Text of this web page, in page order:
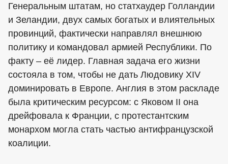
Генеральным штатам, но статхаудер Голландии
и Зеландии, двух самых богатых и влиятельных
провинций, фактически направлял внешнюю
политику и командовал армией Республики. По
факту – её лидер. Главная задача его жизни
состояла в том, чтобы не дать Людовику XIV
доминировать в Европе. Англия в этом раскладе
была критическим ресурсом: с Яковом II она
дрейфовала к Франции, с протестантским
монархом могла стать частью антифранцузской
коалиции.